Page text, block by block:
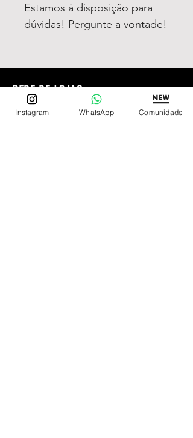
Estamos à disposição para
dúvidas! Pergunte a vontade!
REDE DE LOJAS
Loja de Relógios Online
Instagram WhatsApp Comunidade